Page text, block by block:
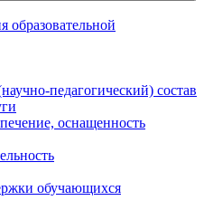
образовательной
педагогический) состав
оснащенность
обучающихся